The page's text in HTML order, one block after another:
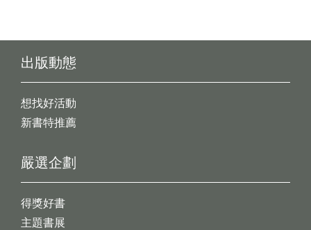
出版動態
想找好活動
新書特推薦
嚴選企劃
得獎好書
主題書展